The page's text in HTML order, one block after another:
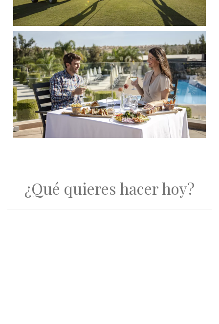
¿Qué quieres hacer hoy?